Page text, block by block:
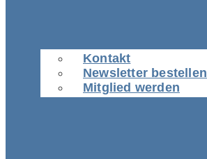
Kontakt
Newsletter bestellen
Mitglied werden